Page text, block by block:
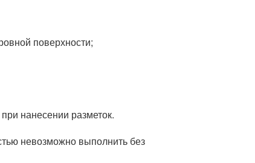
поверхности;
нанесении разметок.
невозможно выполнить без